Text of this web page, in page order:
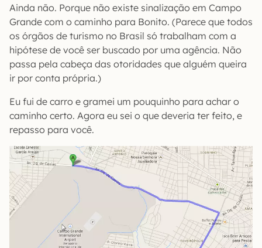
Ainda não. Porque não existe sinalização em Campo
Grande com o caminho para Bonito. (Parece que todos
os órgãos de turismo no Brasil só trabalham com a
hipótese de você ser buscado por uma agência. Não
passa pela cabeça das otoridades que alguém queira
ir por conta própria.)
Eu fui de carro e gramei um pouquinho para achar o
caminho certo. Agora eu sei o que deveria ter feito, e
repasso para você.